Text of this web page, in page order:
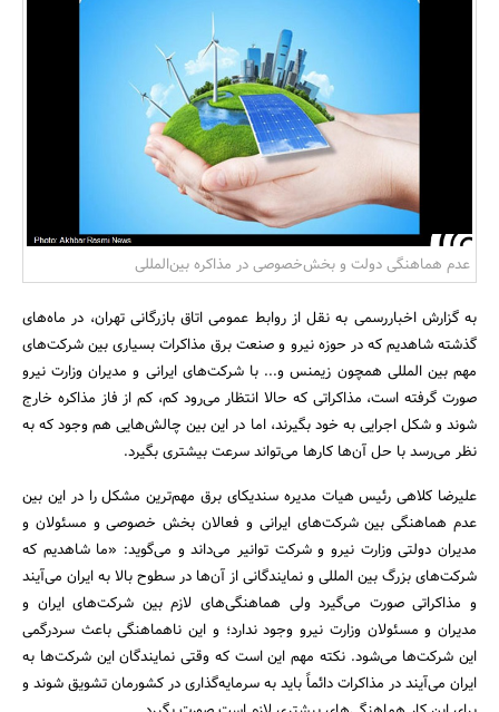
مسکن و ساختمان
عدم هماهنگی دولت و بخش‌خصوصی در مذاکره بین‌المللی
به گزارش اخباررسمی به نقل از روابط عمومی اتاق بازرگانی تهران، در ماه‌های
گذشته شاهدیم که در حوزه نیرو و صنعت برق مذاکرات بسیاری بین شرکت‌های
مهم بین المللی همچون زیمنس و... با شرکت‌های ایرانی و مدیران وزارت نیرو
صورت گرفته است، مذاکراتی که حالا انتظار می‌رود کم، کم از فاز مذاکره خارج
شوند و شکل اجرایی به خود بگیرند، اما در این بین چالش‌هایی هم وجود که به
نظر می‌رسد با حل آن‌ها کارها می‌تواند سرعت بیشتری بگیرد.
علیرضا کلاهی رئیس هیات مدیره سندیکای برق مهم‌ترین مشکل را در این بین
عدم هماهنگی بین شرکت‌های ایرانی و فعالان بخش خصوصی و مسئولان و
مدیران دولتی وزارت نیرو و شرکت توانیر می‌داند و می‌گوید: «ما شاهدیم که
شرکت‌های بزرگ بین المللی و نمایندگانی از آن‌ها در سطوح بالا به ایران می‌آیند
و مذاکراتی صورت می‌گیرد ولی هماهنگی‌های لازم بین شرکت‌های ایران و
مدیران و مسئولان وزارت نیرو وجود ندارد؛ و این ناهماهنگی باعث سردرگمی
این شرکت‌ها می‌شود. نکته مهم این است که وقتی نمایندگان این شرکت‌ها به
ایران می‌آیند در مذاکرات دائماً باید به سرمایه‌گذاری در کشورمان تشویق شوند و